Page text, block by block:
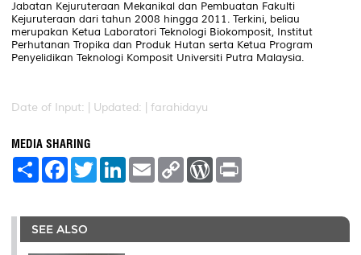
Jabatan Kejuruteraan Mekanikal dan Pembuatan Fakulti
Kejuruteraan dari tahun 2008 hingga 2011. Terkini, beliau
merupakan Ketua Laboratori Teknologi Biokomposit, Institut
Perhutanan Tropika dan Produk Hutan serta Ketua Program
Penyelidikan Teknologi Komposit Universiti Putra Malaysia.
Date of Input: | Updated: | farahidayu
MEDIA SHARING
S
e
F
a
b
o
o
T
w
t
r
L
e
I
E
m
l
C
L
n
W
P
e
t
SEE ALSO